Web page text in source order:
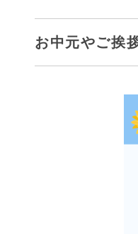
お中元やご挨